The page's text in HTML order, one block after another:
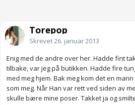
Torepop
Skrevet26. januar 2013
Enig med de andre over her. Hadde fint
tilbake, var jeg på butikken. Hadde fire
med meg hjem. Bak meg kom det en
som meg. Når Han var rett ved siden av
skulle bære mine poser. Takket ja og